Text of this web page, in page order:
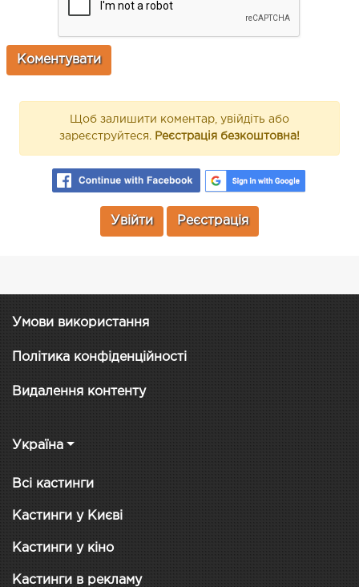
Щоб залишити коментар, увійдіть або
зареєструйтеся. Реєстрація безкоштовна!
Увійти Реєстрація
Умови використання
Політика конфіденційності
Видалення контенту
Україна
Всі кастинги
Кастинги у Києві
Кастинги у кіно
Кастинги в рекламу